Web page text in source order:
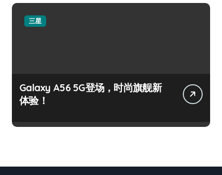
三星
Galaxy A56 5G登场，时尚旗舰新
体验！